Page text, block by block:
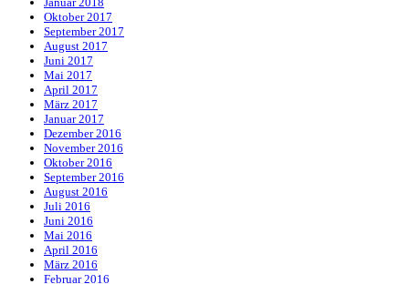
Oktober 2017
September 2017
August 2017
Juni 2017
Mai 2017
April 2017
März 2017
Januar 2017
Dezember 2016
November 2016
Oktober 2016
September 2016
August 2016
Juli 2016
Juni 2016
Mai 2016
April 2016
März 2016
Februar 2016